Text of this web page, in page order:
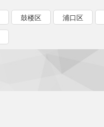
鼓楼区 浦口区